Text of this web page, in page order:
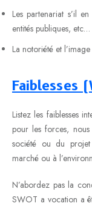
Les partenariat s’il
entités publiques, etc…
La notoriété et
Faiblesses
Listez les faiblesses
pour les forces,
société ou du projet
marché ou à
N’abordez pas la
SWOT a vocation a